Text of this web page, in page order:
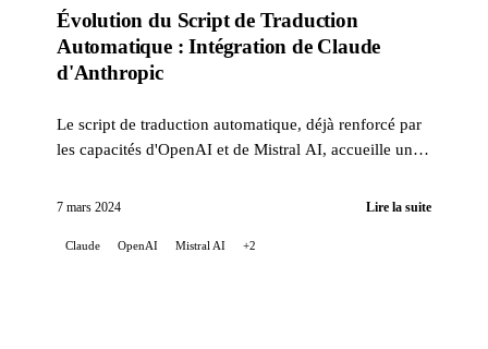
Évolution du Script de Traduction
Automatique : Intégration de Claude
d'Anthropic
Le script de traduction automatique, déjà renforcé par
les capacités d'OpenAI et de Mistral AI, accueille une
7 mars 2024 Lire la suite
Claude OpenAI Mistral AI +2